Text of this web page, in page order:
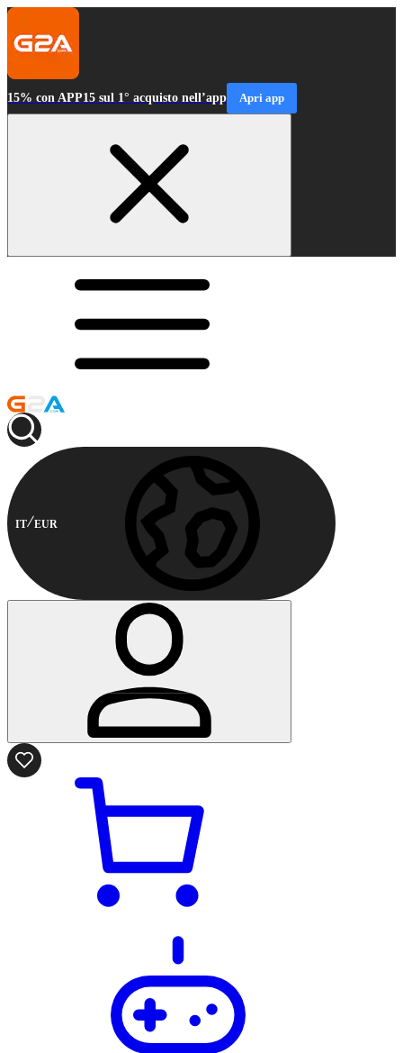
15% con APP15 sul 1° acquisto nell’app Apri app
IT EUR